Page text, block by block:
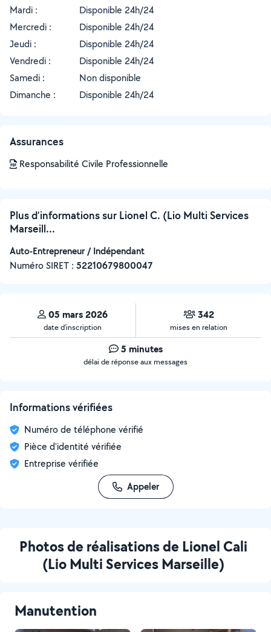
Mardi :
Disponible 24h/24
Mercredi :
Disponible 24h/24
Jeudi :
Disponible 24h/24
Vendredi :
Disponible 24h/24
Samedi :
Non disponible
Dimanche :
Disponible 24h/24
Assurances
Responsabilité Civile Professionnelle
Plus d’informations sur Lionel C. (Lio Multi Services
Marseill...
Auto-Entrepreneur / Indépendant
Numéro SIRET : ‍52210679800047
05 mars 2026
date d’inscription
342
mises en relation
5 minutes
délai de réponse aux messages
Informations vérifiées
Numéro de téléphone vérifié
Pièce d'identité vérifiée
Entreprise vérifiée
Appeler
Photos de réalisations de Lionel Cali
(Lio Multi Services Marseille)
Manutention